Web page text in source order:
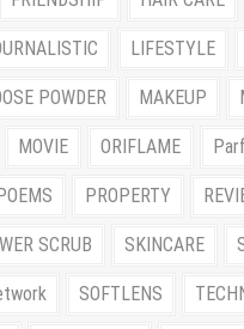
LIFESTYLE
POWDER MAKEUP
MOVIE ORIFLAME
PROPERTY
SCRUB SKINCARE
SOFTLENS